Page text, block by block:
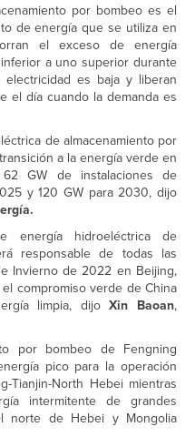
por bombeo es el
de energía que se utiliza en
el exceso de energía
a uno superior durante
es baja y liberan
el día cuando la demanda es
de almacenamiento por
a la energía verde en
GW de instalaciones de
y 120 GW para 2030, dijo
energía hidroeléctrica de
responsable de todas las
Invierno de 2022 en Beijing,
compromiso verde de China
limpia, dijoXin Baoan,
por bombeo de Fengning
pico para la operación
Tianjin-North Hebei mientras
intermitente de grandes
norte de Hebei y Mongolia